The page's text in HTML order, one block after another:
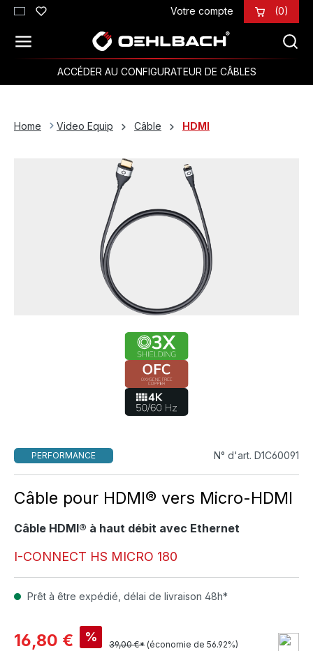
Passer au contenu principal Votre compte (0)
ACCÉDER AU CONFIGURATEUR DE CÂBLES
Home Video Equip Câble HDMI
PERFORMANCE N° d'art. D1C60091
Câble pour HDMI® vers Micro-HDMI
Câble HDMI® à haut débit avec Ethernet
I-CONNECT HS MICRO 180
Prêt à être expédié, délai de livraison 48h*
16,80 € %
39,00 €* (économie de 56.92%)